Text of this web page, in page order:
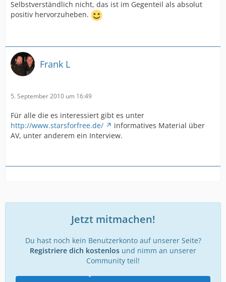
Selbstverständlich nicht, das ist im Gegenteil als absolut
positiv hervorzuheben.
Frank L
5. September 2010 um 16:49
Für alle die es interessiert gibt es unter
http://www.starsforfree.de/
informatives Material über
AV, unter anderem ein Interview.
Jetzt mitmachen!
Du hast noch kein Benutzerkonto auf unserer Seite?
Registriere dich kostenlos und nimm an unserer
Community teil!